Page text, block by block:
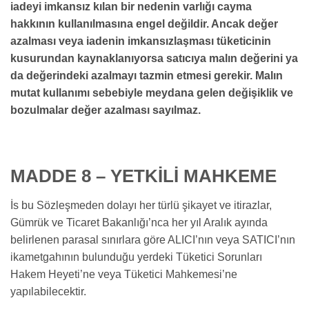
iadeyi imkansız kılan bir nedenin varlığı cayma
hakkının kullanılmasına engel değildir. Ancak değer
azalması veya iadenin imkansızlaşması tüketicinin
kusurundan kaynaklanıyorsa satıcıya malın değerini ya
da değerindeki azalmayı tazmin etmesi gerekir. Malın
mutat kullanımı sebebiyle meydana gelen değişiklik ve
bozulmalar değer azalması sayılmaz.
MADDE 8 – YETKİLİ MAHKEME
İs bu Sözleşmeden dolayı her türlü şikayet ve itirazlar,
Gümrük ve Ticaret Bakanlığı’nca her yıl Aralık ayında
belirlenen parasal sınırlara göre ALICI’nın veya SATICI’nın
ikametgahının bulunduğu yerdeki Tüketici Sorunları
Hakem Heyeti’ne veya Tüketici Mahkemesi’ne
yapılabilecektir.